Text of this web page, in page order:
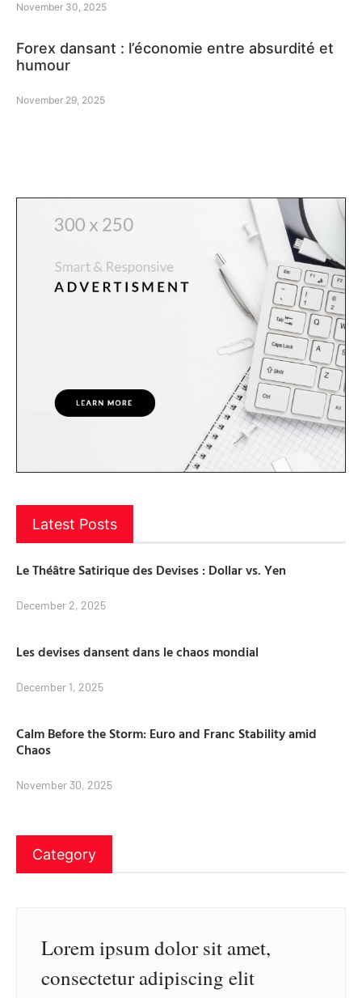
November 30, 2025
Forex dansant : l’économie entre absurdité et
humour
November 29, 2025
Latest Posts
Le Théâtre Satirique des Devises : Dollar vs. Yen
December 2, 2025
Les devises dansent dans le chaos mondial
December 1, 2025
Calm Before the Storm: Euro and Franc Stability amid
Chaos
November 30, 2025
Category
Lorem ipsum dolor sit amet,
consectetur adipiscing elit